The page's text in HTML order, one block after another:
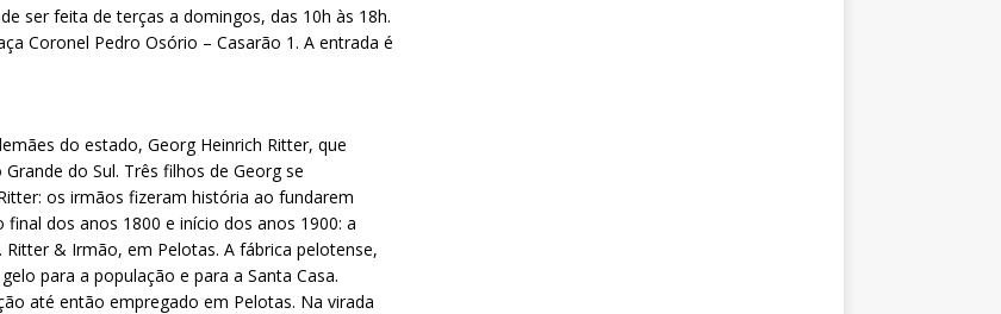
ser feita de terças a domingos, das 10h às 18h.
Coronel Pedro Osório – Casarão 1. A entrada é
do estado, Georg Heinrich Ritter, que
do Sul. Três filhos de Georg se
os irmãos fizeram história ao fundarem
dos anos 1800 e início dos anos 1900: a
& Irmão, em Pelotas. A fábrica pelotense,
para a população e para a Santa Casa.
até então empregado em Pelotas. Na virada